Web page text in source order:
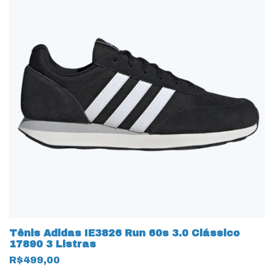
Tênis Adidas IE3826 Run 60s 3.0 Clássico
17890 3 Listras
R$499,00